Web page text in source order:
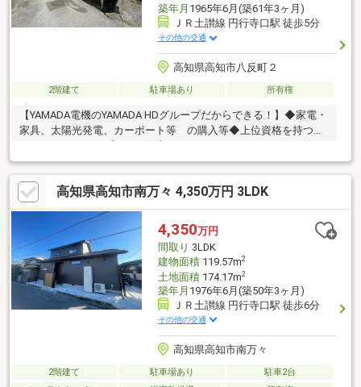
築年月 1965年6月(築61年3ヶ月)
ＪＲ土讃線 円行寺口駅 徒歩5分
その他の交通
高知県高知市八反町２
2階建て 駐車場あり 所有権
【YAMADA電機のYAMADA HDグループだからできる！】◆家電・
家具、太陽光発電、カーポート等 の購入等◆上位資格を持つス
ます！
高知県高知市南万々 4,350万円 3LDK
4,350万円
間取り 3LDK
建物面積119.57m2
土地面積174.17m2
築年月 1976年6月(築50年3ヶ月)
ＪＲ土讃線 円行寺口駅 徒歩6分
その他の交通
高知県高知市南万々
2階建て 駐車場あり
駐車2台